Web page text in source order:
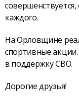
каждого.
На Орловщине
спортивные
в поддержку СВО.
Дорогие друзья!